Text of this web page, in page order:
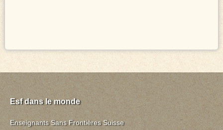
Esf dans le monde
Enseignants Sans Frontières Suisse